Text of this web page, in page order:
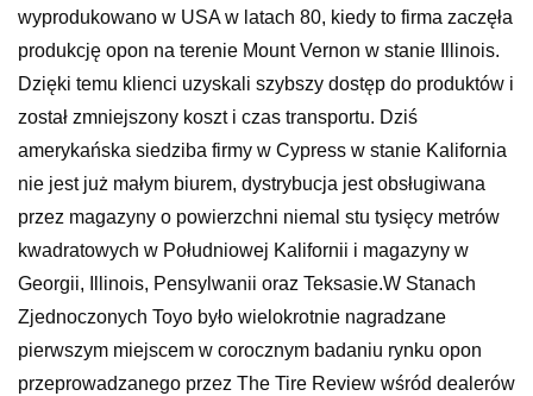
wyprodukowano w USA w latach 80, kiedy to firma zaczęła
produkcję opon na terenie Mount Vernon w stanie Illinois.
Dzięki temu klienci uzyskali szybszy dostęp do produktów i
został zmniejszony koszt i czas transportu. Dziś
amerykańska siedziba firmy w Cypress w stanie Kalifornia
nie jest już małym biurem, dystrybucja jest obsługiwana
przez magazyny o powierzchni niemal stu tysięcy metrów
kwadratowych w Południowej Kalifornii i magazyny w
Georgii, Illinois, Pensylwanii oraz Teksasie.W Stanach
Zjednoczonych Toyo było wielokrotnie nagradzane
pierwszym miejscem w corocznym badaniu rynku opon
przeprowadzanego przez The Tire Review wśród dealerów